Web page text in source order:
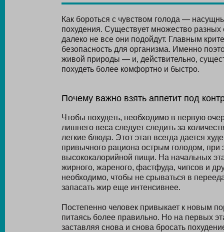
Как бороться с чувством голода —
похудения. Существует множество
далеко не все они подойдут. Главным
безопасность для организма. Именно
живой природы — и, действительно,
похудеть более комфортно и быстро.
Почему важно взять аппетит под
Чтобы похудеть, необходимо в первую
лишнего веса следует следить за
легкие блюда. Этот этап всегда дается
привычного рациона острым голодом, при
высококалорийной пищи. На начальных
жирного, жареного, фастфуда, чипсов и
необходимо, чтобы не срываться в
запасать жир еще интенсивнее.
Постепенно человек привыкает к новым
питаясь более правильно. Но на первых
заставляя снова и снова бросать